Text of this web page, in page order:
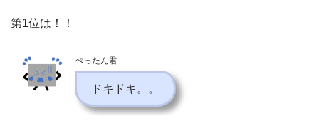
第1位は！！
ぺったん君
ドキドキ。。